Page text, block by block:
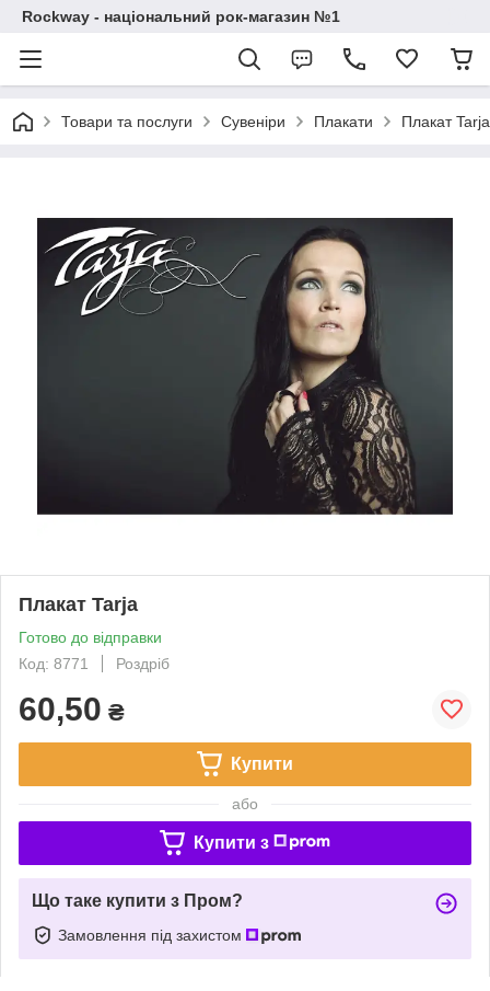
Rockway - національний рок-магазин №1
Товари та послуги Сувеніри Плакати Плакат Tarja
Плакат Tarja
Готово до відправки
Код: 8771
Роздріб
60,50 ₴
Купити
або
Купити з
Що таке купити з Пром?
Замовлення під захистом